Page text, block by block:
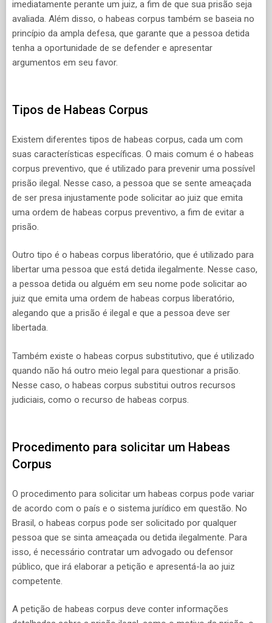
imediatamente perante um juiz, a fim de que sua prisão seja
avaliada. Além disso, o habeas corpus também se baseia no
princípio da ampla defesa, que garante que a pessoa detida
tenha a oportunidade de se defender e apresentar
argumentos em seu favor.
Tipos de Habeas Corpus
Existem diferentes tipos de habeas corpus, cada um com
suas características específicas. O mais comum é o habeas
corpus preventivo, que é utilizado para prevenir uma possível
prisão ilegal. Nesse caso, a pessoa que se sente ameaçada
de ser presa injustamente pode solicitar ao juiz que emita
uma ordem de habeas corpus preventivo, a fim de evitar a
prisão.
Outro tipo é o habeas corpus liberatório, que é utilizado para
libertar uma pessoa que está detida ilegalmente. Nesse caso,
a pessoa detida ou alguém em seu nome pode solicitar ao
juiz que emita uma ordem de habeas corpus liberatório,
alegando que a prisão é ilegal e que a pessoa deve ser
libertada.
Também existe o habeas corpus substitutivo, que é utilizado
quando não há outro meio legal para questionar a prisão.
Nesse caso, o habeas corpus substitui outros recursos
judiciais, como o recurso de habeas corpus.
Procedimento para solicitar um Habeas
Corpus
O procedimento para solicitar um habeas corpus pode variar
de acordo com o país e o sistema jurídico em questão. No
Brasil, o habeas corpus pode ser solicitado por qualquer
pessoa que se sinta ameaçada ou detida ilegalmente. Para
isso, é necessário contratar um advogado ou defensor
público, que irá elaborar a petição e apresentá-la ao juiz
competente.
A petição de habeas corpus deve conter informações